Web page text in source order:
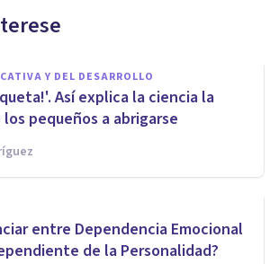
Y DEL DESARROLLO
Así explica la ciencia la
pequeños a abrigarse
entre Dependencia Emocional
de la Personalidad?